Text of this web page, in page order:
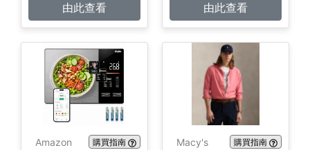
由此查看
由此查看
Amazon 購買指南 Macy's 購買指南